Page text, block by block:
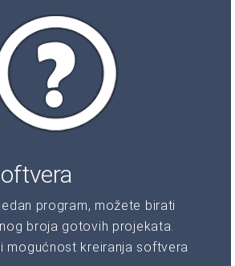
program, možete birati
broja gotovih projekata.
mogućnost kreiranja softvera